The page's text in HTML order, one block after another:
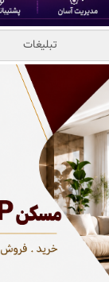
تبلیغات